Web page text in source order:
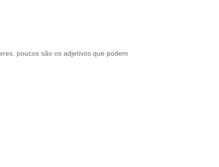
poucos são os adjetivos que podem